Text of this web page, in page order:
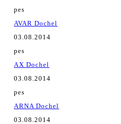
pes
AVAR Dochel
03.08.2014
pes
AX Dochel
03.08.2014
pes
ARNA Dochel
03.08.2014